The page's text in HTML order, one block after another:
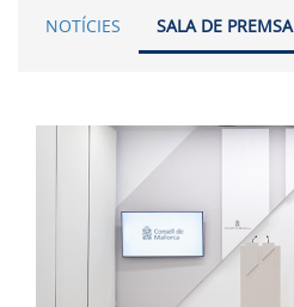
NOTÍCIES SALA DE PREMSA